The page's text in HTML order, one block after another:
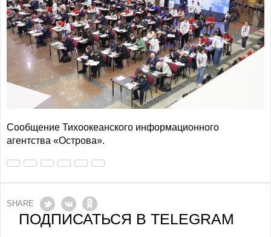
Сообщение Тихоокеанского информационного
агентства «Острова».
SHARE
ПОДПИСАТЬСЯ В TELEGRAM